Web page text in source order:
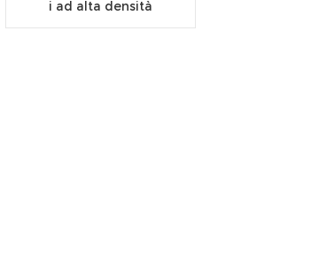
i ad alta densità